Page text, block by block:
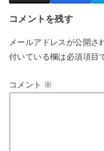
コメントを残す
メールアドレスが公開さ
付いている欄は必須項目
コメント ※